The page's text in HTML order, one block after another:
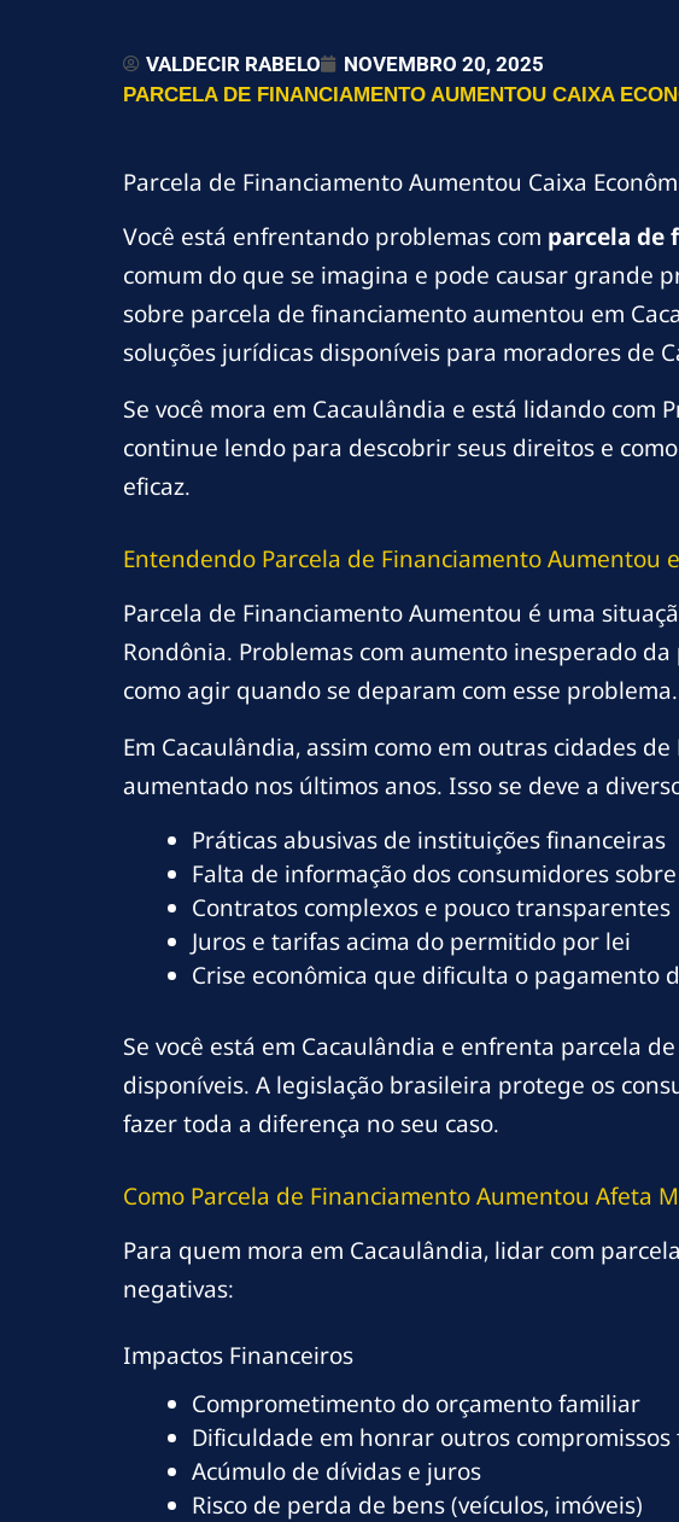
VALDECIR RABELO NOVEMBRO 20, 2025
PARCELA DE FINANCIAMENTO AUMENTOU CAIXA
Parcela de Financiamento Aumentou Caixa
Você está enfrentando problemas com parcela de
comum do que se imagina e pode causar grande
sobre parcela de financiamento aumentou em
soluções jurídicas disponíveis para moradores de
Se você mora em Cacaulândia e está lidando
continue lendo para descobrir seus direitos e
eficaz.
Entendendo Parcela de Financiamento Aumentou
Parcela de Financiamento Aumentou é uma
Rondônia. Problemas com aumento inesperado
como agir quando se deparam com esse problema.
Em Cacaulândia, assim como em outras cidades
aumentado nos últimos anos. Isso se deve a
Práticas abusivas de instituições financeiras
Falta de informação dos consumidores
Contratos complexos e pouco transparentes
Juros e tarifas acima do permitido por lei
Crise econômica que dificulta o pagamento
Se você está em Cacaulândia e enfrenta parcela
disponíveis. A legislação brasileira protege os
fazer toda a diferença no seu caso.
Como Parcela de Financiamento Aumentou Afeta
Para quem mora em Cacaulândia, lidar com
negativas:
Impactos Financeiros
Comprometimento do orçamento familiar
Dificuldade em honrar outros
Acúmulo de dívidas e juros
Risco de perda de bens (veículos, imóveis)